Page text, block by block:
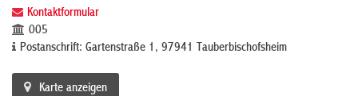
Kontaktformular
005
Postanschrift: Gartenstraße 1, 97941 Tauberbischofsheim
Karte anzeigen